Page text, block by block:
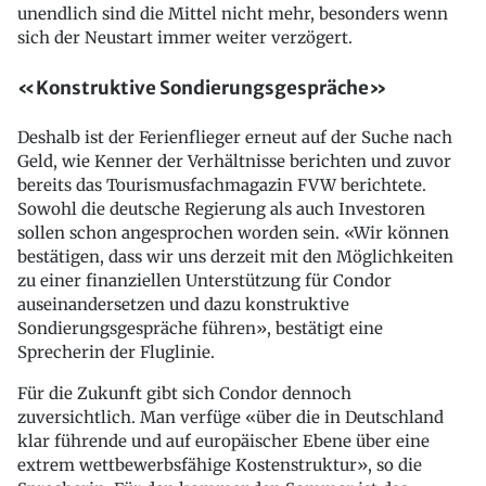
unendlich sind die Mittel nicht mehr, besonders wenn
sich der Neustart immer weiter verzögert.
«Konstruktive Sondierungsgespräche»
Deshalb ist der Ferienflieger erneut auf der Suche nach
Geld, wie Kenner der Verhältnisse berichten und zuvor
bereits das Tourismusfachmagazin FVW berichtete.
Sowohl die deutsche Regierung als auch Investoren
sollen schon angesprochen worden sein. «Wir können
bestätigen, dass wir uns derzeit mit den Möglichkeiten
zu einer finanziellen Unterstützung für Condor
auseinandersetzen und dazu konstruktive
Sondierungsgespräche führen», bestätigt eine
Sprecherin der Fluglinie.
Für die Zukunft gibt sich Condor dennoch
zuversichtlich. Man verfüge «über die in Deutschland
klar führende und auf europäischer Ebene über eine
extrem wettbewerbsfähige Kostenstruktur», so die